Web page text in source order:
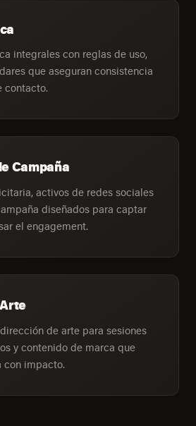
integrales con reglas de uso,
que aseguran consistencia
contacto.
Campaña
activos de redes sociales
diseñados para captar
el engagement.
de arte para sesiones
y contenido de marca que
con impacto.